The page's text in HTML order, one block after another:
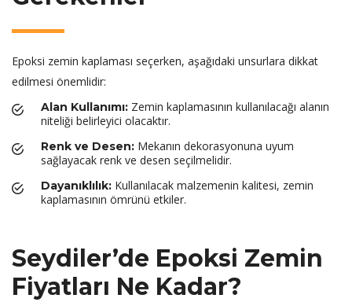
Epoksi zemin kaplaması seçerken, aşağıdaki unsurlara dikkat
edilmesi önemlidir:
Alan Kullanımı: Zemin kaplamasının kullanılacağı alanın
niteliği belirleyici olacaktır.
Renk ve Desen: Mekanın dekorasyonuna uyum
sağlayacak renk ve desen seçilmelidir.
Dayanıklılık: Kullanılacak malzemenin kalitesi, zemin
kaplamasının ömrünü etkiler.
Seydiler’de Epoksi Zemin
Fiyatları Ne Kadar?